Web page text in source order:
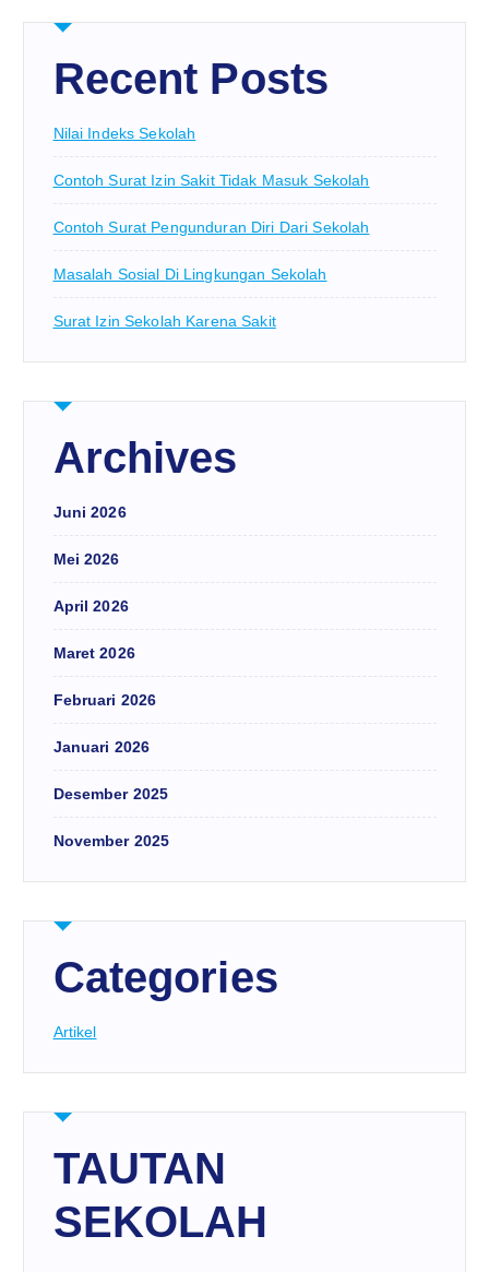
Recent Posts
Nilai Indeks Sekolah
Contoh Surat Izin Sakit Tidak Masuk Sekolah
Contoh Surat Pengunduran Diri Dari Sekolah
Masalah Sosial Di Lingkungan Sekolah
Surat Izin Sekolah Karena Sakit
Archives
Juni 2026
Mei 2026
April 2026
Maret 2026
Februari 2026
Januari 2026
Desember 2025
November 2025
Categories
Artikel
TAUTAN
SEKOLAH